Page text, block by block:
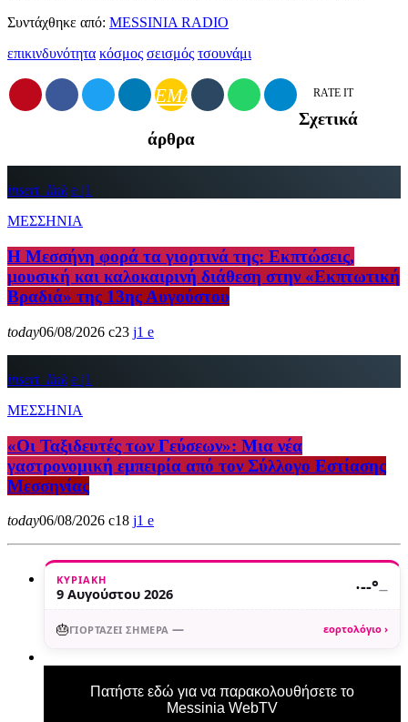
Συντάχθηκε από: MESSINIA RADIO
επικινδυνότητα κόσμος σεισμός τσουνάμι
EMAIL RATE IT
Σχετικά
άρθρα
insert_link
1
ΜΕΣΣΗΝΙΑ
Η Μεσσήνη φορά τα γιορτινά της: Εκπτώσεις,
μουσική και καλοκαιρινή διάθεση στην «Εκπτωτική
Βραδιά» της 13ης Αυγούστου
today06/08/2026 23 1
insert_link
1
ΜΕΣΣΗΝΙΑ
«Οι Ταξιδευτές των Γεύσεων»: Μια νέα
γαστρονομική εμπειρία από τον Σύλλογο Εστίασης
Μεσσηνίας
today06/08/2026 18 1
ΚΥΡΙΑΚΉ
9 Αυγούστου 2026 ·--°—
🎂ΓΙΟΡΤΆΖΕΙ ΣΉΜΕΡΑ — εορτολόγιο ›
Πατήστε εδώ για να παρακολουθήσετε το
Messinia WebTV